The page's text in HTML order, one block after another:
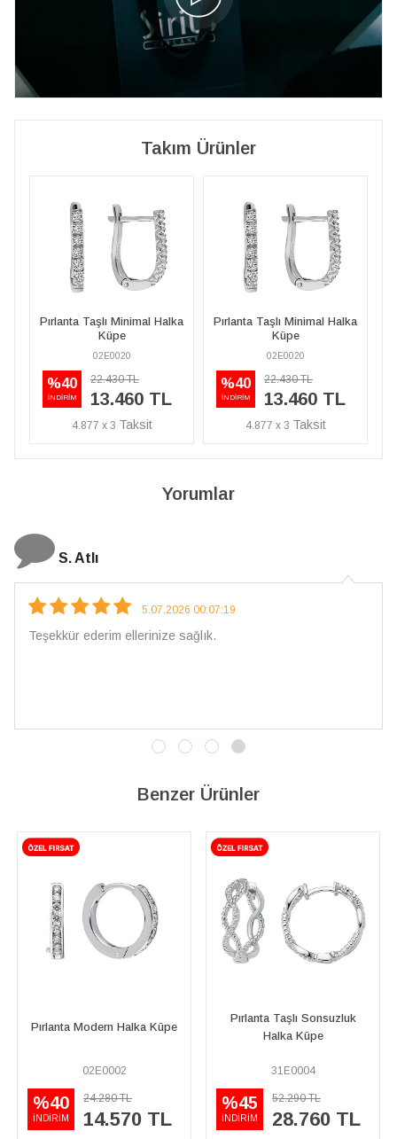
Takım Ürünler
Pırlanta Taşlı Minimal Halka
Küpe
02E0020
%40
İNDİRİM
22.430 TL
13.460 TL
4.877 x 3
Pırlanta Taşlı Minimal Halka
Küpe
02E0020
%40
İNDİRİM
22.430 TL
13.460 TL
4.877 x 3
Yorumlar
4.08.2026 16:27:03
Çarpıcı ve olağanüstü bir işçilikle hazırlanmış bir
Benzer Ürünler
31E0004
%45
İNDİRİM
52.290 TL
28.760 TL
Pırlanta Fi Halka Küpe
04E0145
%40
İNDİRİM
53.130 TL
31.880 TL